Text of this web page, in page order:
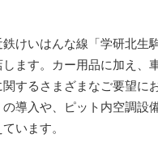
けいはんな線「学研北生
ます。カー用品に加え、
関するさまざまなご要望に
の導入や、ピット内空調設
います。